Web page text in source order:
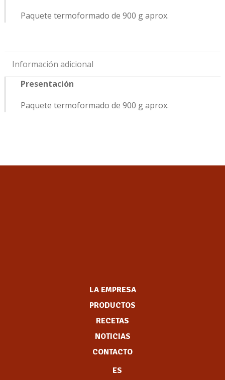
Paquete termoformado de 900 g aprox.
Información adicional
Presentación
Paquete termoformado de 900 g aprox.
LA EMPRESA
PRODUCTOS
RECETAS
NOTICIAS
CONTACTO
ES